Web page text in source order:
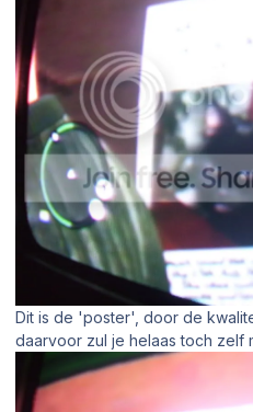
Dit is de 'poster', door de
daarvoor zul je helaas toch zelf